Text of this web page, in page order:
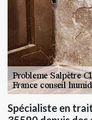
Spécialiste en